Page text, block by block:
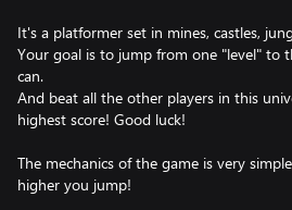
It's a platformer set in mines, castles,
Your goal is to jump from one "level" to
can.
And beat all the other players in this
highest score! Good luck!
The mechanics of the game is very
higher you jump!